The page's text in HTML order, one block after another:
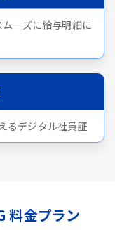
ーズに給与明細に
るデジタル社員証
料金プラン